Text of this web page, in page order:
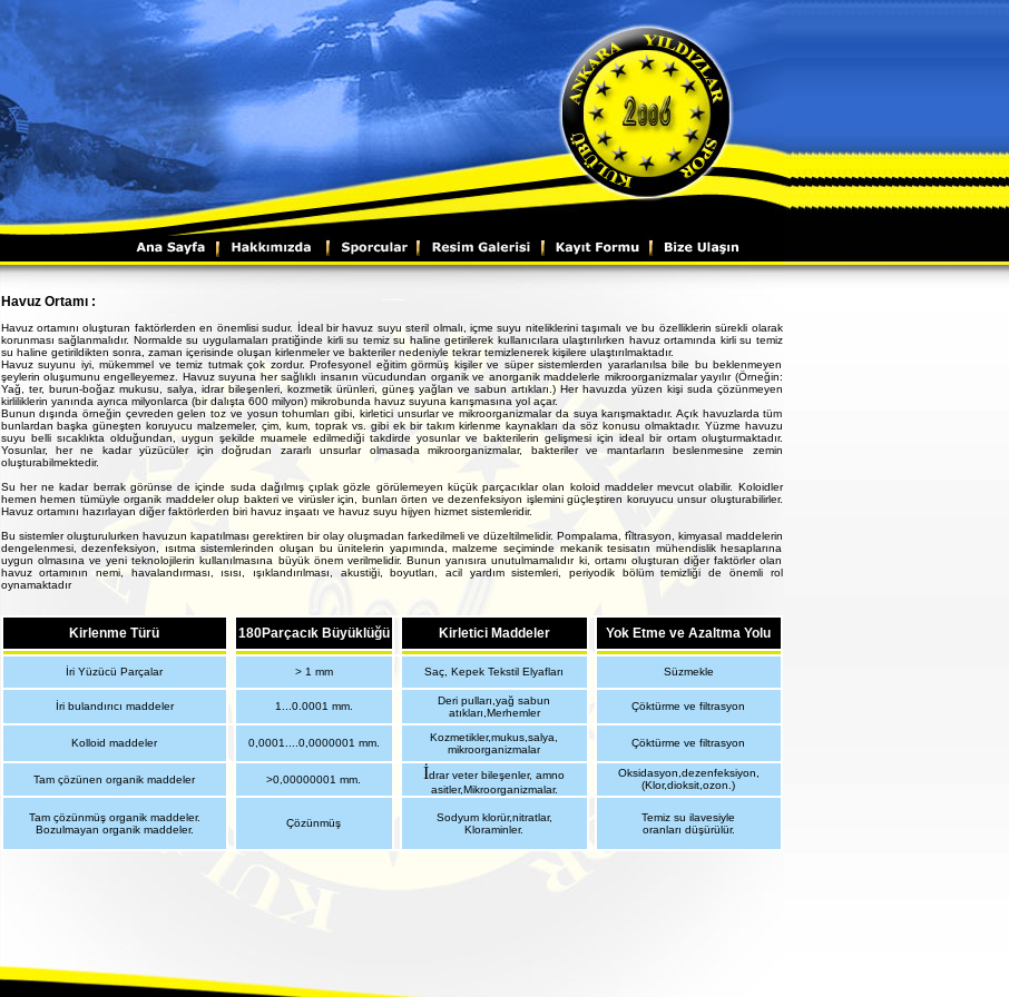
Havuz Ortamı :
Havuz ortamını oluşturan faktörlerden en önemlisi sudur. İdeal bir havuz suyu steril olmalı, içme suyu niteliklerini taşımalı ve bu özelliklerin sürekli olarak
korunması sağlanmalıdır. Normalde su uygulamaları pratiğinde kirli su temiz su haline getirilerek kullanıcılara ulaştırılırken havuz ortamında kirli su temiz
su haline getirildikten sonra, zaman içerisinde oluşan kirlenmeler ve bakteriler nedeniyle tekrar temizlenerek kişilere ulaştırılmaktadır.
Havuz suyunu iyi, mükemmel ve temiz tutmak çok zordur. Profesyonel eğitim görmüş kişiler ve süper sistemlerden yararlanılsa bile bu beklenmeyen
şeylerin oluşumunu engelleyemez. Havuz suyuna her sağlıklı insanın vücudundan organik ve anorganik maddelerle mikroorganizmalar yayılır (Örneğin:
Yağ, ter, burun-boğaz mukusu, salya, idrar bileşenleri, kozmetik ürünleri, güneş yağlan ve sabun artıkları.) Her havuzda yüzen kişi suda çözünmeyen
kirliliklerin yanında ayrıca milyonlarca (bir dalışta 600 milyon) mikrobunda havuz suyuna karışmasına yol açar.
Bunun dışında örneğin çevreden gelen toz ve yosun tohumları gibi, kirletici unsurlar ve mikroorganizmalar da suya karışmaktadır. Açık havuzlarda tüm
bunlardan başka güneşten koruyucu malzemeler, çim, kum, toprak vs. gibi ek bir takım kirlenme kaynakları da söz konusu olmaktadır. Yüzme havuzu
suyu belli sıcaklıkta olduğundan, uygun şekilde muamele edilmediği takdirde yosunlar ve bakterilerin gelişmesi için ideal bir ortam oluşturmaktadır.
Yosunlar, her ne kadar yüzücüler için doğrudan zararlı unsurlar olmasada mikroorganizmalar, bakteriler ve mantarların beslenmesine zemin
oluşturabilmektedir.
Su her ne kadar berrak görünse de içinde suda dağılmış çıplak gözle görülemeyen küçük parçacıklar olan koloid maddeler mevcut olabilir. Koloidler
hemen hemen tümüyle organik maddeler olup bakteri ve virüsler için, bunları örten ve dezenfeksiyon işlemini güçleştiren koruyucu unsur oluşturabilirler.
Havuz ortamını hazırlayan diğer faktörlerden biri havuz inşaatı ve havuz suyu hijyen hizmet sistemleridir.
Bu sistemler oluşturulurken havuzun kapatılması gerektiren bir olay oluşmadan farkedilmeli ve düzeltilmelidir. Pompalama, fîltrasyon, kimyasal maddelerin
dengelenmesi, dezenfeksiyon, ısıtma sistemlerinden oluşan bu ünitelerin yapımında, malzeme seçiminde mekanik tesisatın mühendislik hesaplarına
uygun olmasına ve yeni teknolojilerin kullanılmasına büyük önem verilmelidir. Bunun yanısıra unutulmamalıdır ki, ortamı oluşturan diğer faktörler olan
havuz ortamının nemi, havalandırması, ısısı, ışıklandırılması, akustiği, boyutları, acil yardım sistemleri, periyodik bölüm temizliği de önemli rol
oynamaktadır
Kirlenme Türü 180Parçacık Büyüklüğü Kirletici Maddeler Yok Etme ve Azaltma Yolu
İri Yüzücü Parçalar > 1 mm Saç, Kepek Tekstil Elyafları Süzmekle
İri bulandırıcı maddeler 1 ...0.0001 mm.
Deri pulları,yağ sabun
atıkları,Merhemler
Çöktürme ve filtrasyon
Kolloid maddeler 0,0001....0,0000001 mm.
Kozmetikler,mukus,salya,
mikroorganizmalar
Çöktürme ve filtrasyon
Tam çözünen organik maddeler >0,00000001 mm. İdrar veter bileşenler, amno
asitler,Mikroorganizmalar.
Oksidasyon,dezenfeksiyon,
(Klor,dioksit,ozon.)
Tam çözünmüş organik maddeler.
Bozulmayan organik maddeler.
Çözünmüş
Sodyum klorür,nitratlar,
Kloraminler.
Temiz su ilavesiyle
oranları düşürülür.